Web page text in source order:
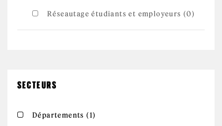
Réseautage étudiants et employeurs (0)
SECTEURS
Apply Départements filter
Départements (1)